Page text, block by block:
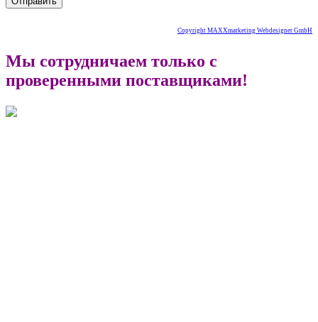
Copyright MAXXmarketing Webdesigner GmbH
Мы сотрудничаем только с
проверенными поставщиками!